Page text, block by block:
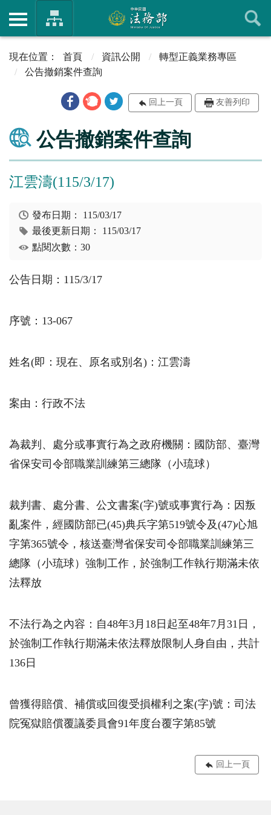
首頁 資訊公開
轉型正義業務專區
公告撤銷案件查詢
回上一頁 友善列印
公告撤銷案件查詢
江雲濤(115/3/17)
發布日期： 115/03/17
最後更新日期： 115/03/17
點閱次數：30
公告日期：115/3/17
序號：13-067
姓名(即：現在、原名或別名)：江雲濤
案由：行政不法
為裁判、處分或事實行為之政府機關：國防部、臺灣
省保安司令部職業訓練第三總隊（小琉球）
裁判書、處分書、公文書案(字)號或事實行為：因叛
亂案件，經國防部已(45)典兵字第519號令及(47)心旭
字第365號令，核送臺灣省保安司令部職業訓練第三
總隊（小琉球）強制工作，於強制工作執行期滿未依
法釋放
不法行為之內容：自48年3月18日起至48年7月31日，
於強制工作執行期滿未依法釋放限制人身自由，共計
136日
曾獲得賠償、補償或回復受損權利之案(字)號：司法
院冤獄賠償覆議委員會91年度台覆字第85號
回上一頁